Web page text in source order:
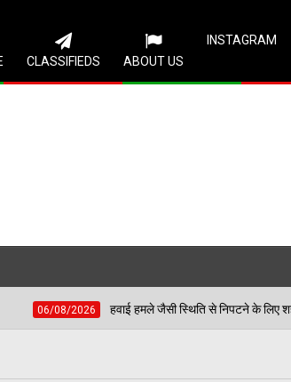
CLASSIFIEDS ABOUT US
INSTAGRAM
हवाई हमले जैसी स्थिति से निपटने के लिए शहीद भगत सिंह